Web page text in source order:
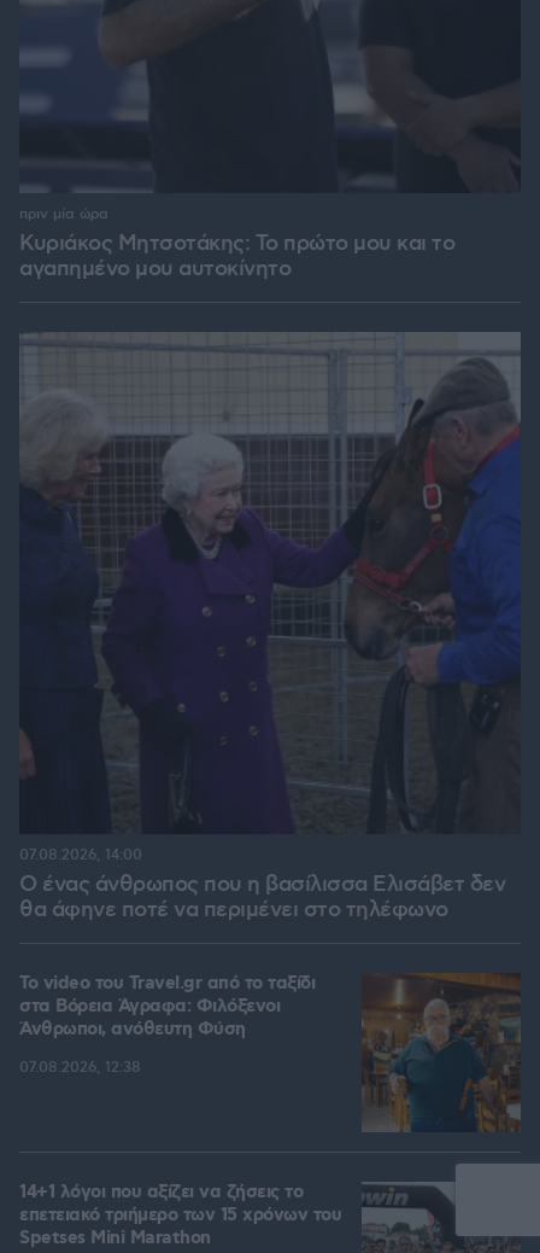
Κυριάκος Μητσοτάκης: Το πρώτο μου και το
αγαπημένο μου αυτοκίνητο
πριν μία ώρα
Ο ένας άνθρωπος που η βασίλισσα Ελισάβετ δεν
θα άφηνε ποτέ να περιμένει στο τηλέφωνο
07.08.2026, 14:00
To video του Travel.gr από το ταξίδι
στα Βόρεια Άγραφα: Φιλόξενοι
Άνθρωποι, ανόθευτη Φύση
07.08.2026, 12:38
14+1 λόγοι που αξίζει να ζήσεις το
επετειακό τριήμερο των 15 χρόνων του
Spetses Mini Marathon